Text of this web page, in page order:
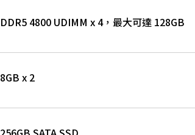
DDR5 4800 UDIMM x 4，最大可達 128GB
8GB x 2